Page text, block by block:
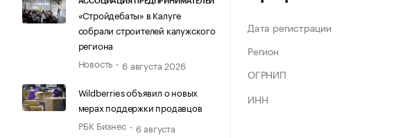
«Стройдебаты» в Калуге
собрали строителей калужского
региона
Новость
6 августа 2026
Wildberries объявил о новых
мерах поддержки продавцов
РБК Бизнес
6 августа
Дата регистрации
Регион
ОГРНИП
ИНН